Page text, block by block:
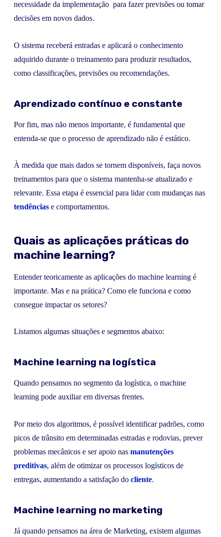
necessidade da implementação para fazer previsões ou tomar
decisões em novos dados.
O sistema receberá entradas e aplicará o conhecimento
adquirido durante o treinamento para produzir resultados,
como classificações, previsões ou recomendações.
Aprendizado contínuo e constante
Por fim, mas não menos importante, é fundamental que
entenda-se que o processo de aprendizado não é estático.
À medida que mais dados se tornem disponíveis, faça novos
treinamentos para que o sistema mantenha-se atualizado e
relevante. Essa etapa é essencial para lidar com mudanças nas
tendências e comportamentos.
Quais as aplicações práticas do
machine learning?
Entender teoricamente as aplicações do machine learning é
importante. Mas e na prática? Como ele funciona e como
consegue impactar os setores?
Listamos algumas situações e segmentos abaixo:
Machine learning na logística
Quando pensamos no segmento da logística, o machine
learning pode auxiliar em diversas frentes.
Por meio dos algoritmos, é possível identificar padrões, como
picos de trânsito em determinadas estradas e rodovias, prever
problemas mecânicos e ser apoio nas manutenções
preditivas, além de otimizar os processos logísticos de
entregas, aumentando a satisfação do cliente.
Machine learning no marketing
Já quando pensamos na área de Marketing, existem algumas